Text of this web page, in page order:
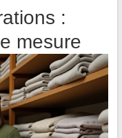
:
mesure